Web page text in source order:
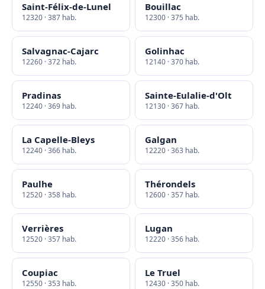
Saint-Félix-de-Lunel
12320 · 387 hab.
Bouillac
12300 · 375 hab.
Salvagnac-Cajarc
12260 · 372 hab.
Golinhac
12140 · 370 hab.
Pradinas
12240 · 369 hab.
Sainte-Eulalie-d'Olt
12130 · 367 hab.
La Capelle-Bleys
12240 · 366 hab.
Galgan
12220 · 363 hab.
Paulhe
12520 · 358 hab.
Thérondels
12600 · 357 hab.
Verrières
12520 · 357 hab.
Lugan
12220 · 356 hab.
Coupiac
12550 · 353 hab.
Le Truel
12430 · 350 hab.